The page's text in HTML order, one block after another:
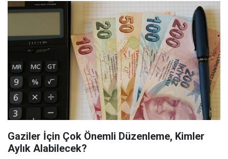
Gaziler İçin Çok Önemli Düzenleme, Kimler
Aylık Alabilecek?